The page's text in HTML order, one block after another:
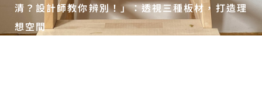
清？設計師教你辨別！」：透視三種板材，打造理
想空間